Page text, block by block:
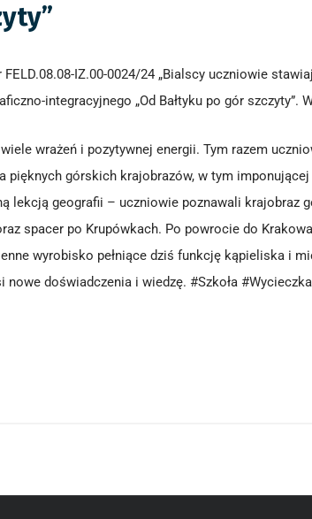
IZ.00-0024/24 „Bialscy uczniowie
integracyjnego „Od Bałtyku po gór
wrażeń i pozytywnej energii. Tym razem
pięknych górskich krajobrazów, w tym
lekcją geografii – uczniowie poznawali krajobraz
spacer po Krupówkach. Po powrocie do
wyrobisko pełniące dziś funkcję kąpieliska i
nowe doświadczenia i wiedzę. #Szkoła